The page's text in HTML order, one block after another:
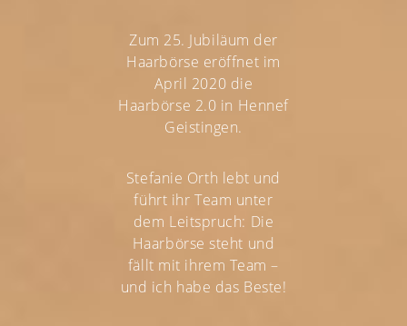
Zum 25. Jubiläum der
Haarbörse eröffnet im
April 2020 die
Haarbörse 2.0 in Hennef
Geistingen.
Stefanie Orth lebt und
führt ihr Team unter
dem Leitspruch: Die
Haarbörse steht und
fällt mit ihrem Team –
und ich habe das Beste!